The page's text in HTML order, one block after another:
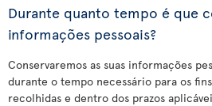
Durante quanto tempo é que
informações pessoais?
Conservaremos as suas informações
durante o tempo necessário para os
recolhidas e dentro dos prazos